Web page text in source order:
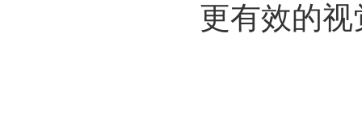
更有效的